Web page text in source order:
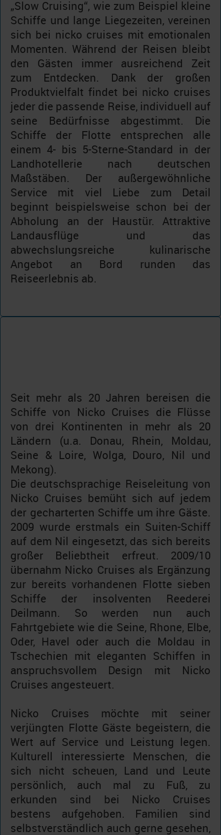
„Slow Cruising“, wie zum Beispiel kleine
Schiffe und lange Liegezeiten, vereinen
sich bei nicko cruises mit emotionalen
Momenten. Während der Reisen bleibt
den Gästen immer ausreichend Zeit
zum Entdecken. Dank der großen
Produktvielfalt findet bei nicko cruises
jeder die passende Reise, individuell auf
seine Bedürfnisse abgestimmt. Die
Schiffe der Flotte entsprechen alle
einem 4- bis 5-Sterne-Standard in der
Landhotellerie nach deutschen
Maßstäben. Der außergewöhnliche
Service mit viel Liebe zum Detail
beginnt beispielsweise schon bei der
Abholung an der Haustür. Attraktive
Landausflüge und das
abwechslungsreiche kulinarische
Angebot an Bord runden das
Reiseerlebnis ab.
Seit mehr als 20 Jahren bereisen die
Schiffe von Nicko Cruises die Flüsse
von drei Kontinenten in mehr als 20
Ländern (u.a. Donau, Rhein, Moldau,
Seine & Loire, Wolga, Douro, Nil und
Mekong).
Die deutschsprachige Reiseleitung von
Nicko Cruises bemüht sich auf jedem
der gecharterten Schiffe um ihre Gäste.
2009 wurde erstmals ein Suiten-Schiff
auf dem Nil eingesetzt, das sich bereits
großer Beliebtheit erfreut. 2009/10
übernahm Nicko Cruises als Ergänzung
zur bereits vorhandenen Flotte sieben
Schiffe der insolventen Reederei
Deilmann. So werden nun auch
Fahrtgebiete wie die Seine, Rhone, Elbe,
Oder, Havel oder auch die Moldau in
Tschechien mit eleganten Schiffen in
anspruchsvollem Design mit Nicko
Cruises angesteuert.
Nicko Cruises möchte mit seiner
verjüngten Flotte Gäste begeistern, die
Wert auf Service und Leistung legen.
Kulturell interessierte Menschen, die
sich nicht scheuen, Land und Leute
persönlich, auch mal zu Fuß, zu
erkunden sind bei Nicko Cruises
bestens aufgehoben. Familien sind
selbstverständlich auch gerne gesehen,